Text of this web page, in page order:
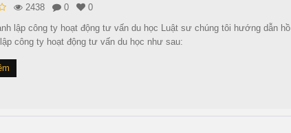
2438 0
0
lập công ty hoạt động tư vấn du học Luật sư chúng tôi hướng dẫn hồ
công ty hoạt động tư vấn du học như sau: